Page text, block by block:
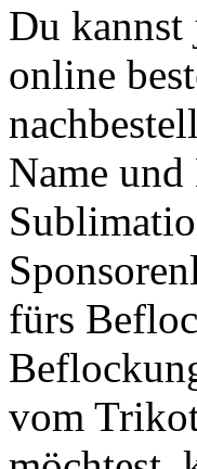
Du kannst
online
Name
fürs
vom